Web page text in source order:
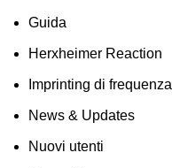
Guida
Herxheimer Reaction
Imprinting di frequenza
News & Updates
Nuovi utenti